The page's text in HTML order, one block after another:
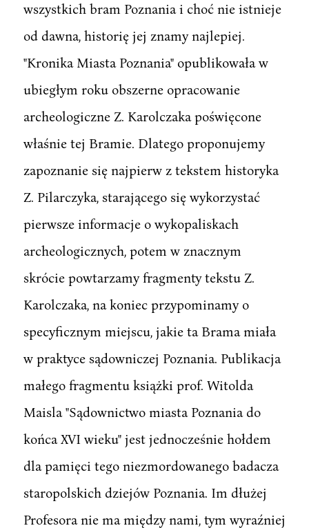
wszystkich bram Poznania i choć nie istnieje
od dawna, historię jej znamy najlepiej.
"Kronika Miasta Poznania" opublikowała w
ubiegłym roku obszerne opracowanie
archeologiczne Z. Karolczaka poświęcone
właśnie tej Bramie. Dlatego proponujemy
zapoznanie się najpierw z tekstem historyka
Z. Pilarczyka, starającego się wykorzystać
pierwsze informacje o wykopaliskach
archeologicznych, potem w znacznym
skrócie powtarzamy fragmenty tekstu Z.
Karolczaka, na koniec przypominamy o
specyficznym miejscu, jakie ta Brama miała
w praktyce sądowniczej Poznania. Publikacja
małego fragmentu książki prof. Witolda
Maisla "Sądownictwo miasta Poznania do
końca XVI wieku" jest jednocześnie hołdem
dla pamięci tego niezmordowanego badacza
staropolskich dziejów Poznania. Im dłużej
Profesora nie ma między nami, tym wyraźniej